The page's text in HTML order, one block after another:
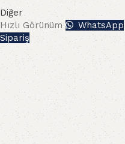
Diğer
Hızlı Görünüm
WhatsApp
Sipariş
Read More